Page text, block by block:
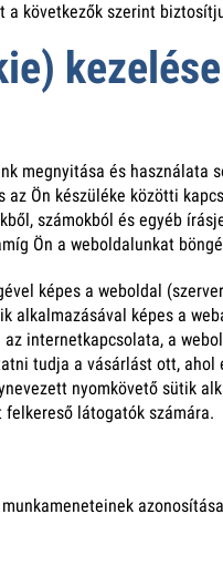
a következők szerint
kezelése
megnyitása és használata
az Ön készüléke közötti
számokból és egyéb
Ön a weboldalunkat
képes a weboldal
alkalmazásával képes a
az internetkapcsolata, a
tudja a vásárlást ott,
nyomkövető sütik
látogatók számára.